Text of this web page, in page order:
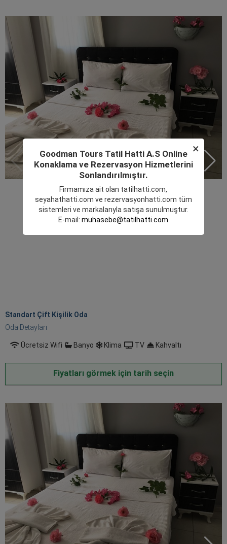
Standart Çift Kişilik Oda
Oda Detayları
Ücretsiz Wifi Banyo Klima TV Kahvaltı
Fiyatları görmek için tarih seçin
×
Goodman Tours Tatil Hatti A.S Online
Konaklama ve Rezervasyon Hizmetlerini
Sonlandırılmıştır.
Firmamıza ait olan tatilhatti.com,
seyahathatti.com ve rezervasyonhatti.com tüm
sistemleri ve markalarıyla satışa sunulmuştur.
E-mail:muhasebe@tatilhatti.com